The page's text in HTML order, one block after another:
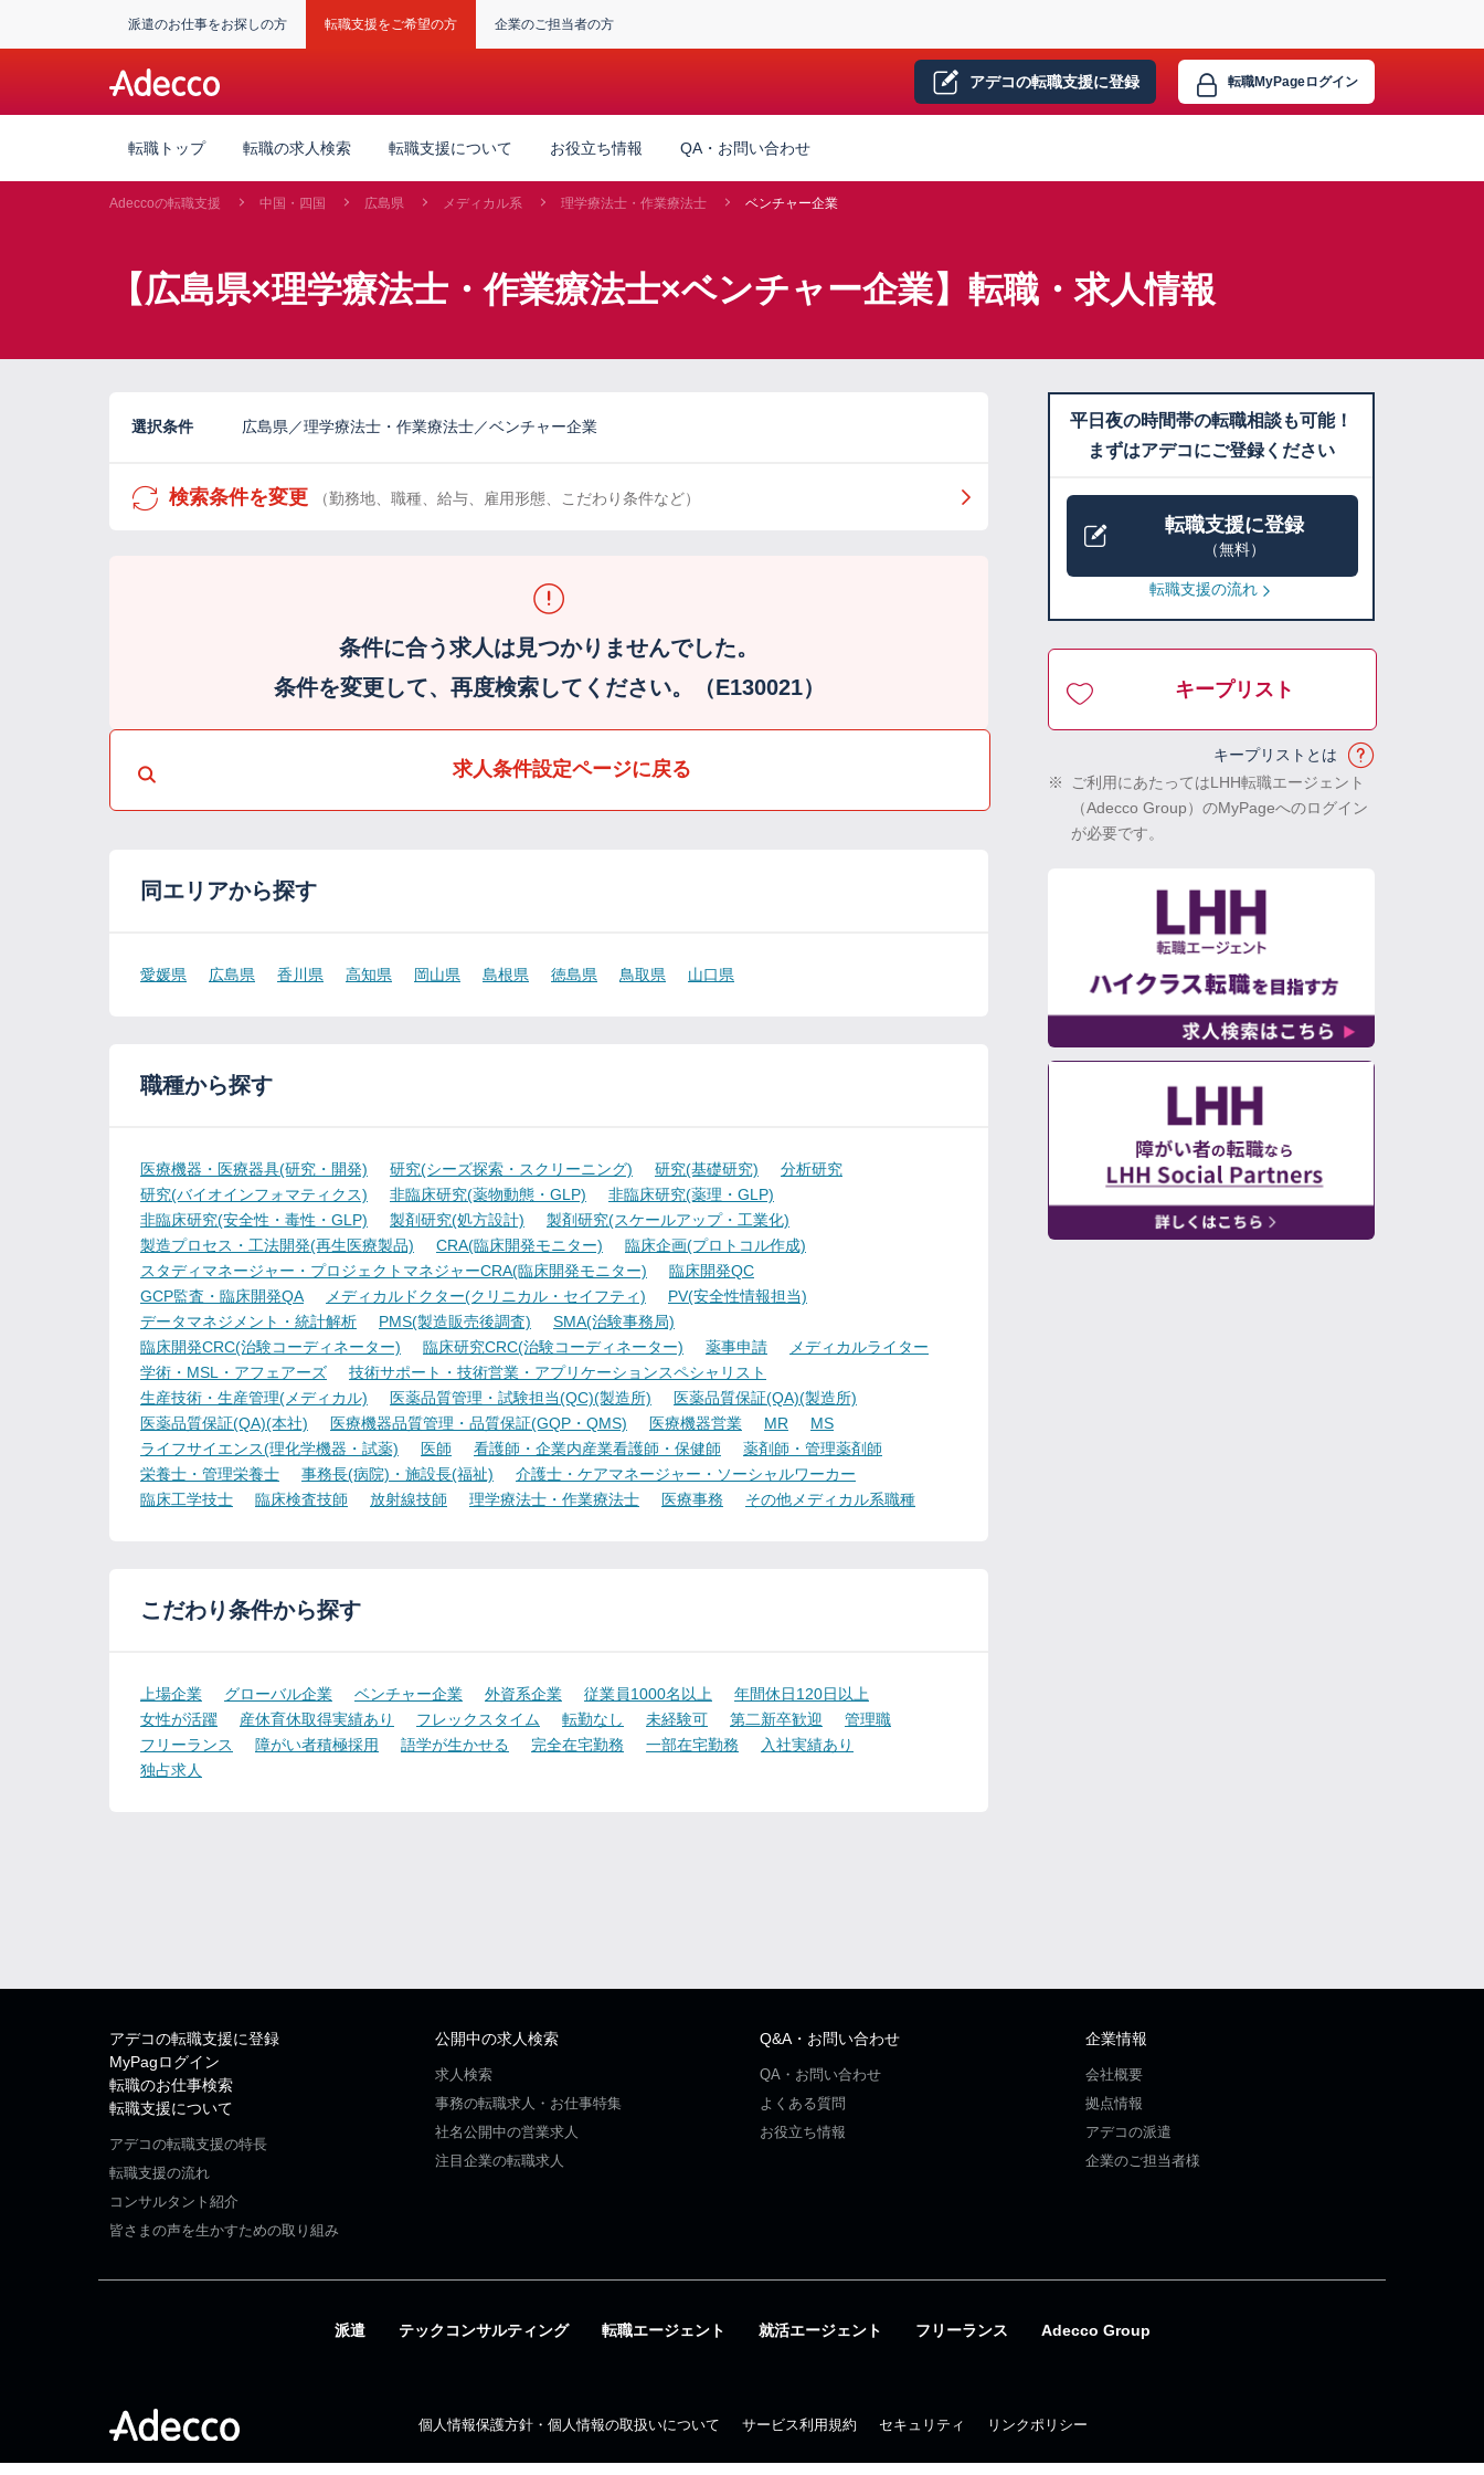
派遣のお仕事をお探しの方 転職支援をご希望の方 企業のご担当者の方
アデコの転職支援に登録 転職MyPageログイン
転職トップ 転職の求人検索 転職支援について お役立ち情報 QA・お問い合わせ
Adeccoの転職支援 中国・四国 広島県 メディカル系 理学療法士・作業療法士 ベンチャー企業
【広島県×理学療法士・作業療法士×ベンチャー企業】転職・求人情報
選択条件 広島県／理学療法士・作業療法士／ベンチャー企業
検索条件を変更 （勤務地、職種、給与、雇用形態、こだわり条件など）
条件に合う求人は見つかりませんでした。
条件を変更して、再度検索してください。（E130021）
求人条件設定ページに戻る
同エリアから探す
愛媛県 広島県 香川県 高知県 岡山県 島根県 徳島県 鳥取県 山口県
職種から探す
医療機器・医療器具(研究・開発) 研究(シーズ探索・スクリーニング) 研究(基礎研究)
分析研究
研究(バイオインフォマティクス)
非臨床研究(薬物動態・GLP)
非臨床研究(薬理・GLP)
非臨床研究(安全性・毒性・GLP)
製剤研究(処方設計)
製剤研究(スケールアップ・工業化)
製造プロセス・工法開発(再生医療製品)
CRA(臨床開発モニター)
臨床企画(プロトコル作成)
スタディマネージャー・プロジェクトマネジャーCRA(臨床開発モニター)
臨床開発QC
GCP監査・臨床開発QA
メディカルドクター(クリニカル・セイフティ)
PV(安全性情報担当)
データマネジメント・統計解析
PMS(製造販売後調査)
SMA(治験事務局)
臨床開発CRC(治験コーディネーター)
臨床研究CRC(治験コーディネーター) 薬事申請
メディカルライター
学術・MSL・アフェアーズ
技術サポート・技術営業・アプリケーションスペシャリスト
生産技術・生産管理(メディカル)
医薬品質管理・試験担当(QC)(製造所)
医薬品質保証(QA)(製造所)
医薬品質保証(QA)(本社)
医療機器品質管理・品質保証(GQP・QMS) 医療機器営業 MR
MS
ライフサイエンス(理化学機器・試薬)
医師 看護師・企業内産業看護師・保健師
薬剤師・管理薬剤師
栄養士・管理栄養士
事務長(病院)・施設長(福祉)
介護士・ケアマネージャー・ソーシャルワーカー
臨床工学技士
臨床検査技師 放射線技師 理学療法士・作業療法士 医療事務 その他メディカル系職種
こだわり条件から探す
上場企業 グローバル企業 ベンチャー企業 外資系企業 従業員1000名以上
年間休日120日以上
女性が活躍
産休育休取得実績あり フレックスタイム 転勤なし 未経験可 第二新卒歓迎
管理職
フリーランス
障がい者積極採用 語学が生かせる 完全在宅勤務 一部在宅勤務
入社実績あり
独占求人
平日夜の時間帯の転職相談も可能！
まずはアデコにご登録ください
転職支援に登録
（無料）
転職支援の流れ
キープリスト
キープリストとは
※
ご利用にあたってはLHH転職エージェント
（Adecco Group）のMyPageへのログイン
が必要です。
アデコの転職支援に登録
MyPagログイン
転職のお仕事検索
転職支援について
アデコの転職支援の特長
転職支援の流れ
コンサルタント紹介
皆さまの声を生かすための取り組み
公開中の求人検索
求人検索
事務の転職求人・お仕事特集
社名公開中の営業求人
注目企業の転職求人
Q&A・お問い合わせ
QA・お問い合わせ
よくある質問
お役立ち情報
企業情報
会社概要
拠点情報
アデコの派遣
企業のご担当者様
派遣 テックコンサルティング 転職エージェント 就活エージェント フリーランス Adecco Group
個人情報保護方針・個人情報の取扱いについて サービス利用規約 セキュリティ リンクポリシー